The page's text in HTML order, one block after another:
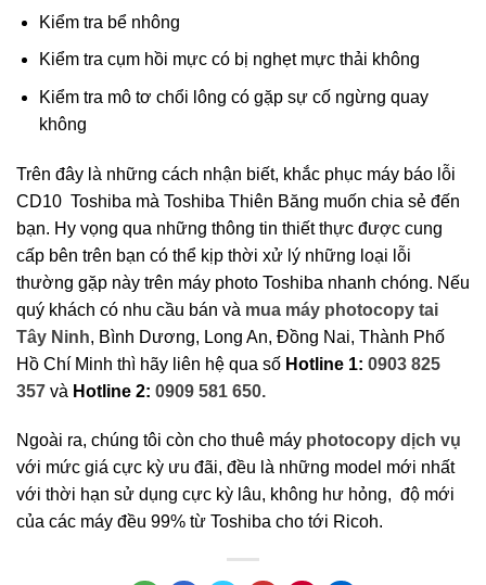
Kiểm tra bể nhông
Kiểm tra cụm hồi mực có bị nghẹt mực thải không
Kiểm tra mô tơ chổi lông có gặp sự cố ngừng quay
không
Trên đây là những cách nhận biết, khắc phục máy báo lỗi
CD10 Toshiba mà Toshiba Thiên Băng muốn chia sẻ đến
bạn. Hy vọng qua những thông tin thiết thực được cung
cấp bên trên bạn có thể kịp thời xử lý những loại lỗi
thường gặp này trên máy photo Toshiba nhanh chóng. Nếu
quý khách có nhu cầu bán và mua máy photocopy tai
Tây Ninh, Bình Dương, Long An, Đồng Nai, Thành Phố
Hồ Chí Minh thì hãy liên hệ qua số Hotline 1: 0903 825
357 và Hotline 2: 0909 581 650.
Ngoài ra, chúng tôi còn cho thuê máy photocopy dịch vụ
với mức giá cực kỳ ưu đãi, đều là những model mới nhất
với thời hạn sử dụng cực kỳ lâu, không hư hỏng, độ mới
của các máy đều 99% từ Toshiba cho tới Ricoh.